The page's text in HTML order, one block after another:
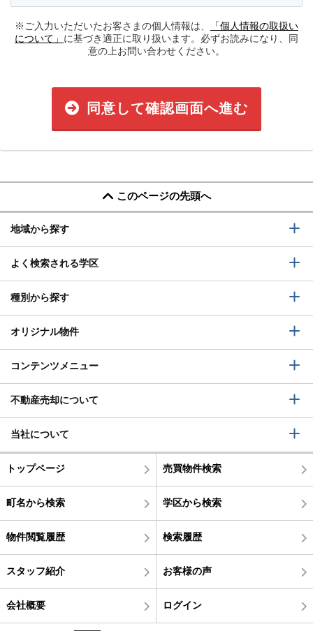
※ご入力いただいたお客さまの個人情報は、
「個人情報の取扱い
について」 に基づき適正に取り扱います。必ずお読みになり、同
意の上お問い合わせください。
同意して確認画面へ進む
このページの先頭へ
地域から探す
よく検索される学区
種別から探す
オリジナル物件
コンテンツメニュー
不動産売却について
当社について
トップページ 売買物件検索
町名から検索 学区から検索
物件閲覧履歴 検索履歴
スタッフ紹介 お客様の声
会社概要 ログイン